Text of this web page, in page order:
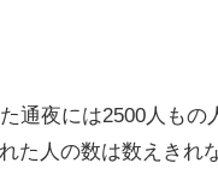
通夜には2500人もの
た人の数は数えきれ